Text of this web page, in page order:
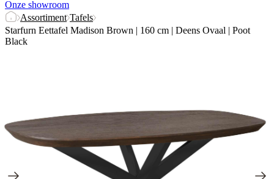
Onze showroom
Assortiment Tafels
Starfurn Eettafel Madison Brown | 160 cm | Deens Ovaal | Poot
Black